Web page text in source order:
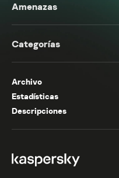
Amenazas
Categorías
Archivo
Estadísticas
Descripciones